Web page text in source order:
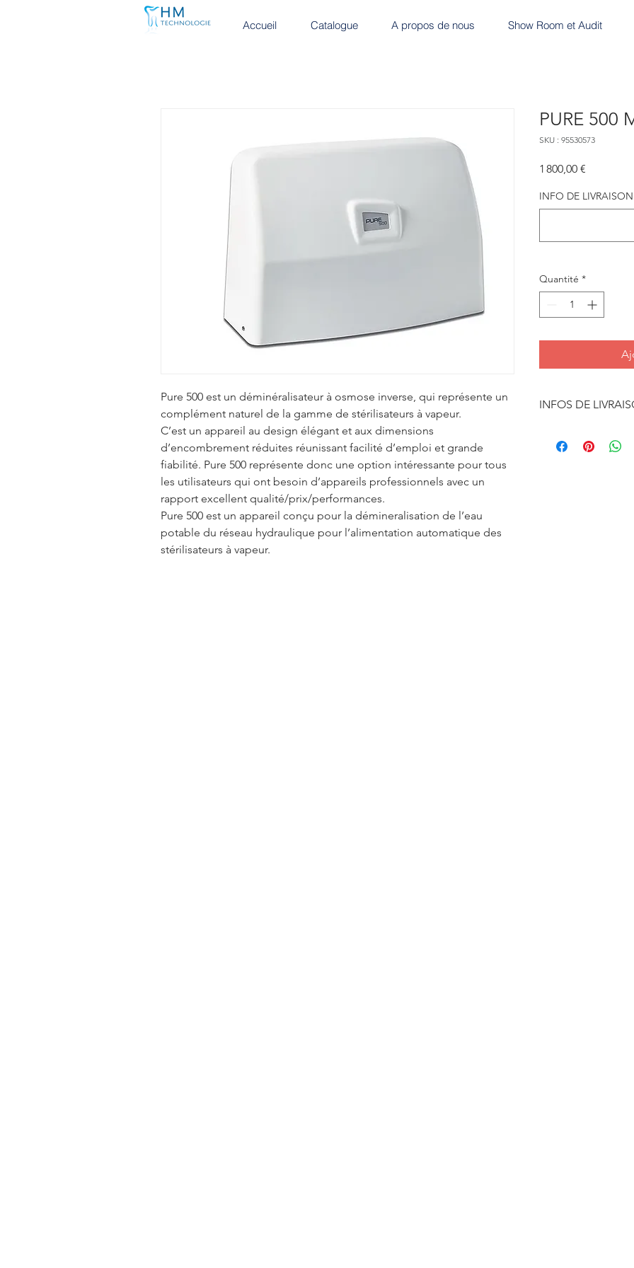
Accueil Catalogue A propos de nous Show Room et Audit
Pure 500 est un déminéralisateur à osmose inverse, qui représente un
complément naturel de la gamme de stérilisateurs à vapeur.
C’est un appareil au design élégant et aux dimensions
d’encombrement réduites réunissant facilité d’emploi et grande
fiabilité. Pure 500 représente donc une option intéressante pour tous
les utilisateurs qui ont besoin d’appareils professionnels avec un
rapport excellent qualité/prix/performances.
Pure 500 est un appareil conçu pour la démineralisation de l’eau
potable du réseau hydraulique pour l’alimentation automatique des
stérilisateurs à vapeur.
PURE 500
SKU : 95530573
1 800,00 €
INFO DE
Quantité *
INFOS DE
supérieure à 120 €